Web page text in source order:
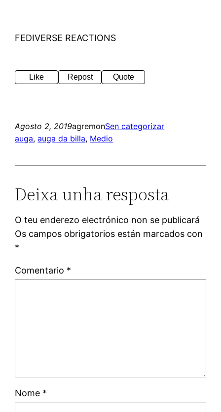
FEDIVERSE REACTIONS
Like Repost Quote
Agosto 2, 2019agremonSen categorizar
auga, auga da billa, Medio
Deixa unha resposta
O teu enderezo electrónico non se publicará
Os campos obrigatorios están marcados con
*
Comentario *
Nome *